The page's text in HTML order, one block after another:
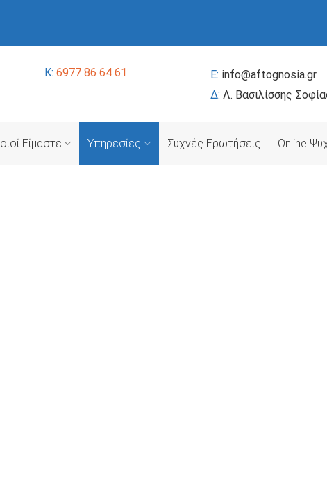
K: 6977 86 64 61 E: info@aftognosia.gr
Δ: Λ. Βασιλίσσης
Είμαστε Υπηρεσίες Συχνές Ερωτήσεις Online